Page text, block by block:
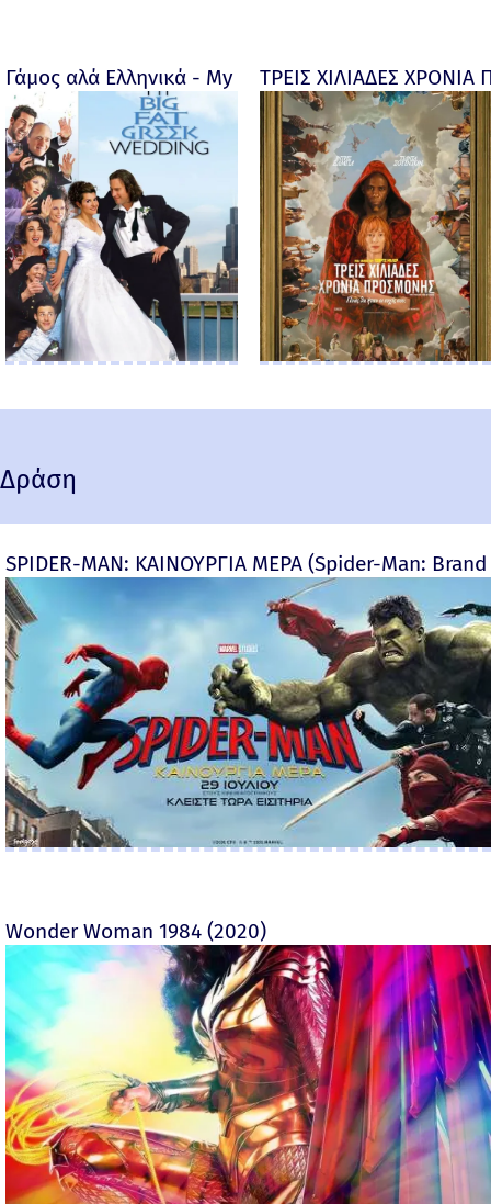
Γάμος αλά Ελληνικά - My big fat Greek wedding -
ΤΡΕΙΣ ΧΙΛΙΑΔΕΣ
Δράση
SPIDER-MAN: ΚΑΙΝΟΥΡΓΙΑ ΜΕΡΑ (Spider-Man:
Wonder Woman 1984 (2020)